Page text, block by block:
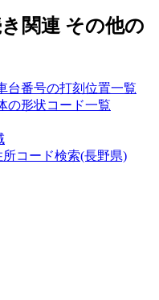
関連 その他の